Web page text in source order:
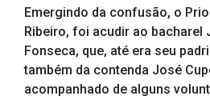
Emergindo da confusão, o
Ribeiro, foi acudir ao bacharel
Fonseca, que, até era seu
também da contenda José
acompanhado de alguns